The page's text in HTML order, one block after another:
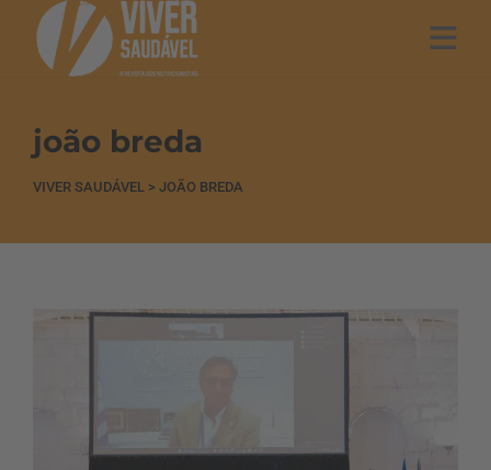
joão breda
VIVER SAUDÁVEL > JOÃO BREDA